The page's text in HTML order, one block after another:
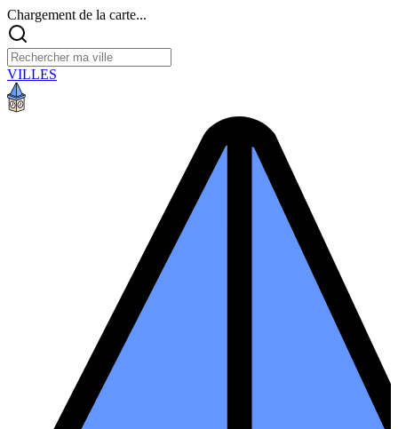
Chargement de la carte...
VILLES